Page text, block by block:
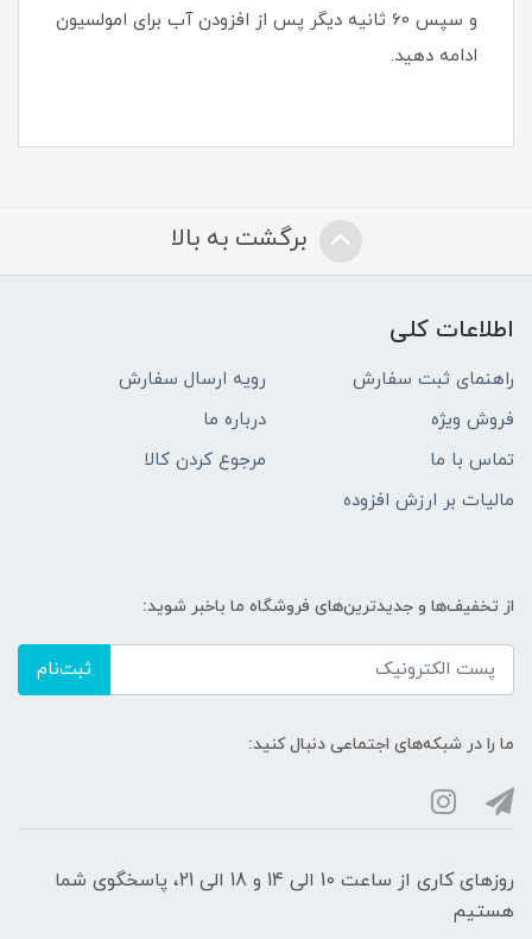
و سپس 60 ثانیه دیگر پس از افزودن آب برای امولسیون
ادامه دهید.
برگشت به بالا
اطلاعات کلی
راهنمای ثبت سفارش
رویه ارسال سفارش
فروش ویژه
درباره ما
تماس با ما
مرجوع کردن کالا
مالیات بر ارزش افزوده
از تخفیف‌ها و جدیدترین‌های فروشگاه ما باخبر شوید:
ثبت‌نام
ما را در شبکه‌های اجتماعی دنبال کنید:
روزهای کاری از ساعت 10 الی 14 و 18 الی 21، پاسخگوی شما
هستیم